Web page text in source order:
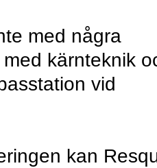
med några
kärnteknik
vid
kan